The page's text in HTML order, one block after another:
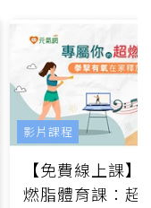
【免費線上課
燃脂體育課：超
影片課程